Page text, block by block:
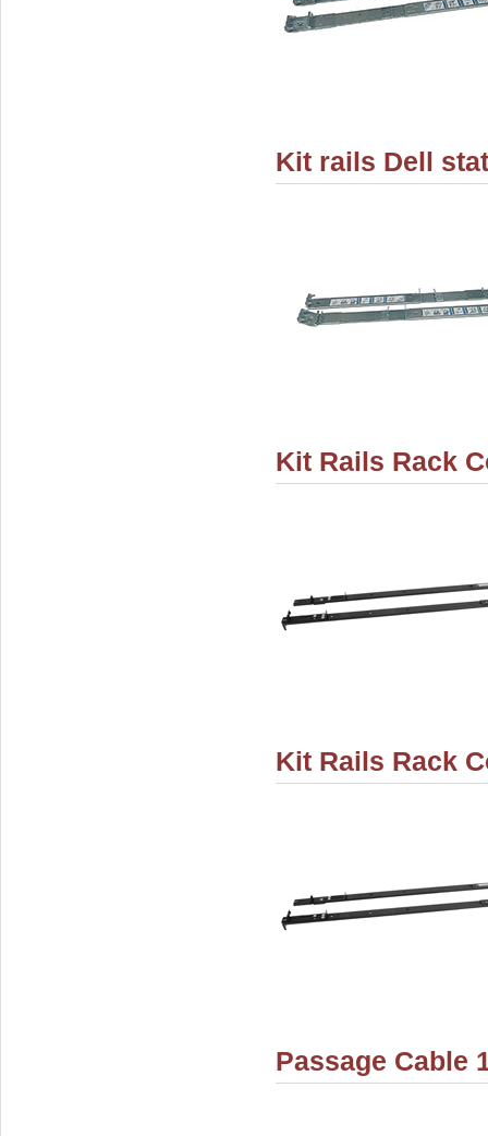
Kit rails Dell
Kit Rails Rack
Kit Rails Rack
Passage Cable